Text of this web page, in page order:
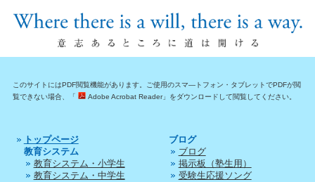
このサイトにはPDF閲覧機能があります。ご使用のスマ―トフォン・タブレットでPDFが閲
覧できない場合、「
Adobe Acrobat Reader」をダウンロードして閲覧してください。
トップページ
教育システム
教育システム・小学生
教育システム・中学生
ブログ
ブログ
掲示板（塾生用）
受験生応援ソング